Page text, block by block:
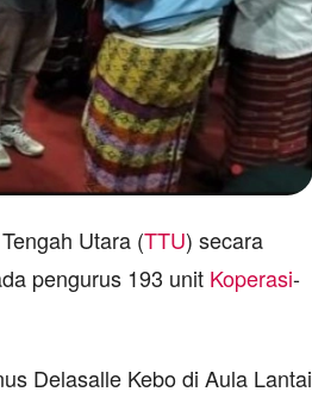
Utara (TTU) secara
pengurus 193 unit Koperasi-
Delasalle Kebo di Aula Lantai